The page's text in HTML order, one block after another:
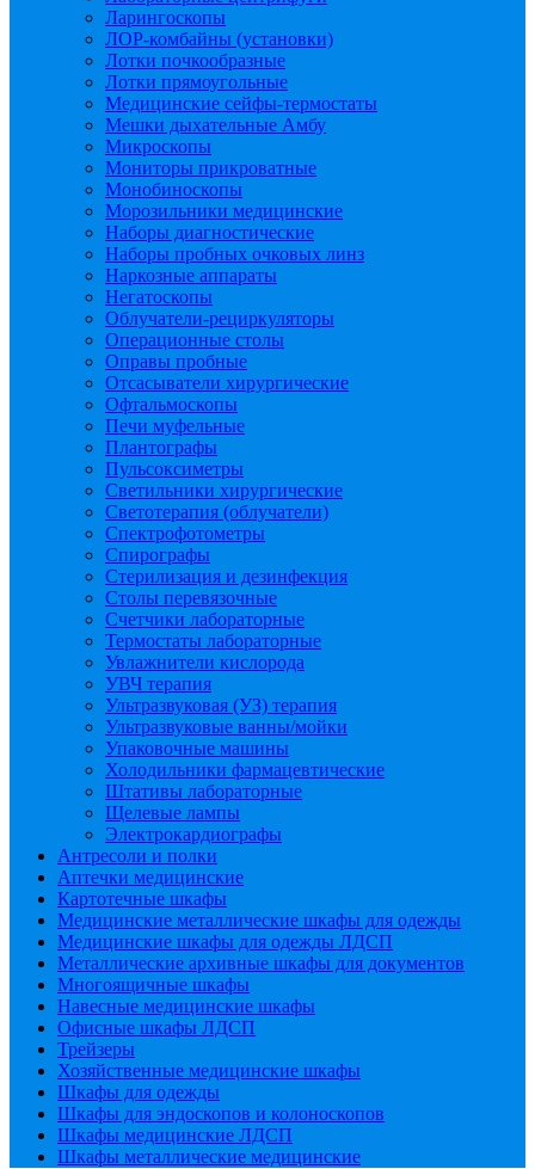
Ларингоскопы
ЛОР-комбайны (установки)
Лотки почкообразные
Лотки прямоугольные
Медицинские сейфы-термостаты
Мешки дыхательные Амбу
Микроскопы
Мониторы прикроватные
Монобиноскопы
Морозильники медицинские
Наборы диагностические
Наборы пробных очковых линз
Наркозные аппараты
Негатоскопы
Облучатели-рециркуляторы
Операционные столы
Оправы пробные
Отсасыватели хирургические
Офтальмоскопы
Печи муфельные
Плантографы
Пульсоксиметры
Светильники хирургические
Светотерапия (облучатели)
Спектрофотометры
Спирографы
Стерилизация и дезинфекция
Столы перевязочные
Счетчики лабораторные
Термостаты лабораторные
Увлажнители кислорода
УВЧ терапия
Ультразвуковая (УЗ) терапия
Ультразвуковые ванны/мойки
Упаковочные машины
Холодильники фармацевтические
Штативы лабораторные
Щелевые лампы
Электрокардиографы
Антресоли и полки
Аптечки медицинские
Картотечные шкафы
Медицинские металлические шкафы для одежды
Медицинские шкафы для одежды ЛДСП
Металлические архивные шкафы для документов
Многоящичные шкафы
Навесные медицинские шкафы
Офисные шкафы ЛДСП
Трейзеры
Хозяйственные медицинские шкафы
Шкафы для одежды
Шкафы для эндоскопов и колоноскопов
Шкафы медицинские ЛДСП
Шкафы металлические медицинские